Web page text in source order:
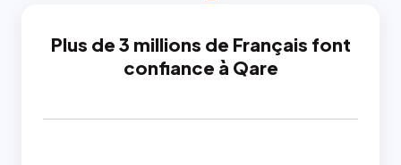
Plus de 3 millions de Français font
confiance à Qare